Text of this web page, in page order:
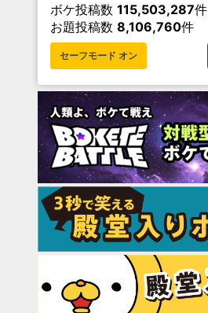
ボケ投稿数 115,503,287件
お題投稿数 8,106,760件
セーフモード オン